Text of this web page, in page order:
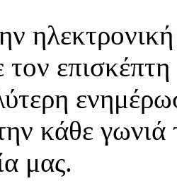
ηλεκτρονική
κάθε
μας.